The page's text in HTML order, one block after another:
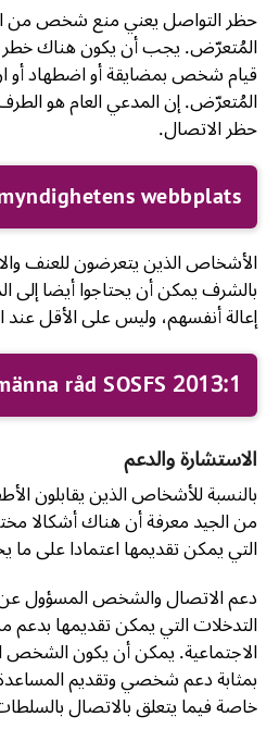
حظر التواصل يعني منع شخص
المُتعرّض. يجب أن يكون هناك
قيام شخص بمضايقة أو اضطهاد
المُتعرّض. إن المدعي العام هو
حظر الاتصال.
webbplats
الأشخاص الذين يتعرضون للعنف
بالشرف يمكن أن يحتاجوا أيضا إلى
إعالة أنفسهم، وليس على الأقل عند
råd SOSFS 2013:1
الاستشارة والدعم
بالنسبة للأشخاص الذين يقابلون
من الجيد معرفة أن هناك أشكالا
التي يمكن تقديمها اعتمادا على
دعم الاتصال والشخص المسؤول
التدخلات التي يمكن تقديمها
الاجتماعية. يمكن أن يكون
بمثابة دعم شخصي وتقديم
خاصة فيما يتعلق بالاتصال